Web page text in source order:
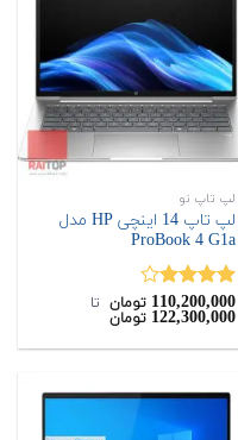
لپ تاپ نو
لپ تاپ 14 اینچی HP مدل
ProBook 4 G1a
نمره
4.00از 5
110,200,000 تومان ‌ تا ‌
122,300,000 تومان